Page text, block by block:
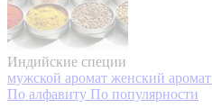
Индийские специи
мужской аромат женский аромат
По алфавиту По популярности